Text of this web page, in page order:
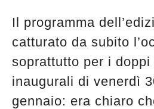
Il programma
catturato da subito
soprattutto per i doppi
inaugurali di venerdì
gennaio: era chiaro